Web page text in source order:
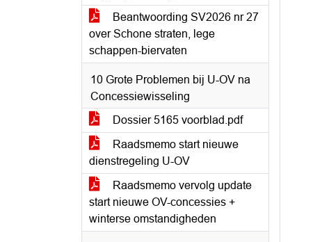
Beantwoording SV2026 nr 27
over Schone straten, lege
schappen-biervaten
10 Grote Problemen bij U-OV na
Concessiewisseling
Dossier 5165 voorblad.pdf
Raadsmemo start nieuwe
dienstregeling U-OV
Raadsmemo vervolg update
start nieuwe OV-concessies +
winterse omstandigheden